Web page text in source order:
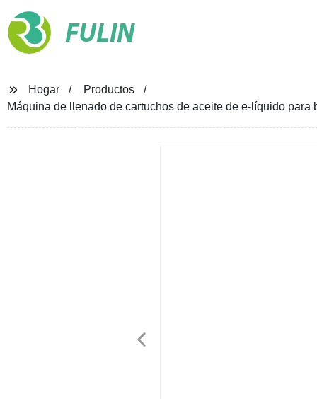
FULIN
Hogar
Productos
Máquina de llenado de cartuchos de aceite de e-líquido